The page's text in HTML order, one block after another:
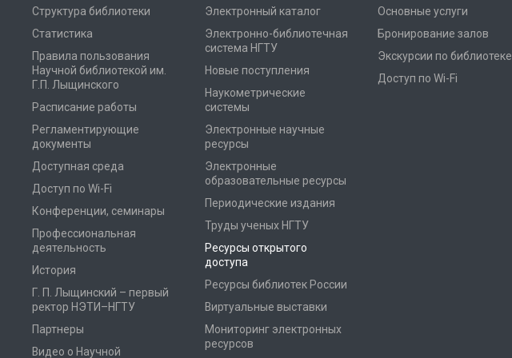
Структура библиотеки
Статистика
Правила пользования
Научной библиотекой им.
Г.П. Лыщинского
Расписание работы
Регламентирующие
документы
Доступная среда
Доступ по Wi-Fi
Конференции, семинары
Профессиональная
деятельность
История
Г. П. Лыщинский – первый
ректор НЭТИ–НГТУ
Партнеры
Видео о Научной
Электронный каталог
Электронно-библиотечная
система НГТУ
Новые поступления
Наукометрические
системы
Электронные научные
ресурсы
Электронные
образовательные ресурсы
Периодические издания
Труды ученых НГТУ
Ресурсы открытого
доступа
Ресурсы библиотек России
Виртуальные выставки
Мониторинг электронных
ресурсов
Основные услуги
Бронирование залов
Экскурсии по библиотеке
Доступ по Wi-Fi